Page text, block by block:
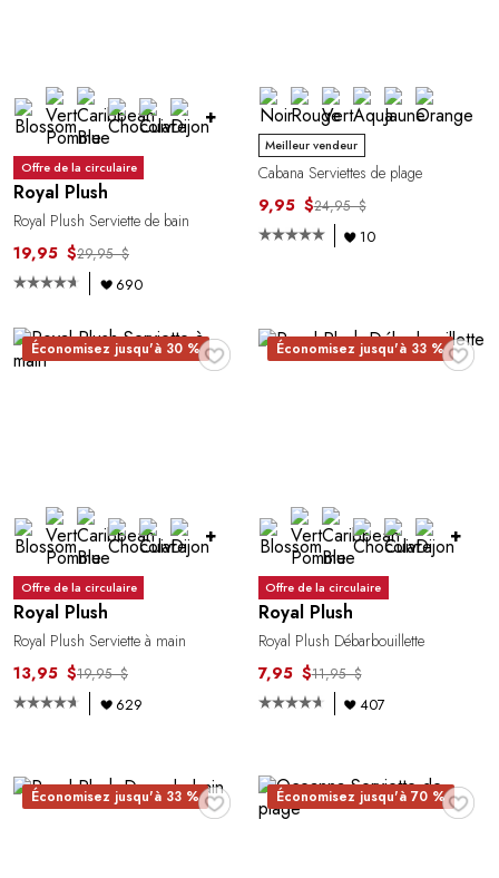
+
Offre de la circulaire
Royal Plush
Royal Plush Serviette de bain
19,95 $29,95 $
690
Meilleur vendeur
Cabana Serviettes de plage
9,95 $24,95 $
10
♥
Économisez jusqu'à 30 %
+
Offre de la circulaire
Royal Plush
Royal Plush Serviette à main
13,95 $19,95 $
629
♥
Économisez jusqu'à 33 %
+
Offre de la circulaire
Royal Plush
Royal Plush Débarbouillette
7,95 $11,95 $
407
♥
Économisez jusqu'à 33 % ♥
Économisez jusqu'à 70 %